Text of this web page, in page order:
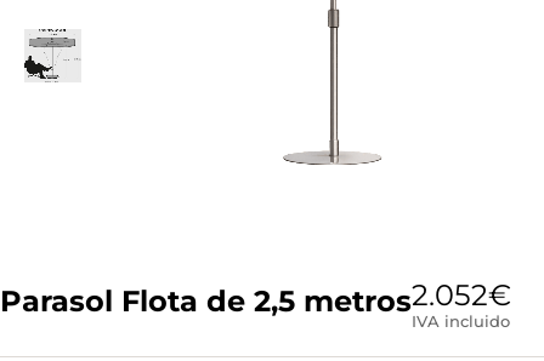
Parasol Flota de 2,5 metros2.052€
IVA incluido